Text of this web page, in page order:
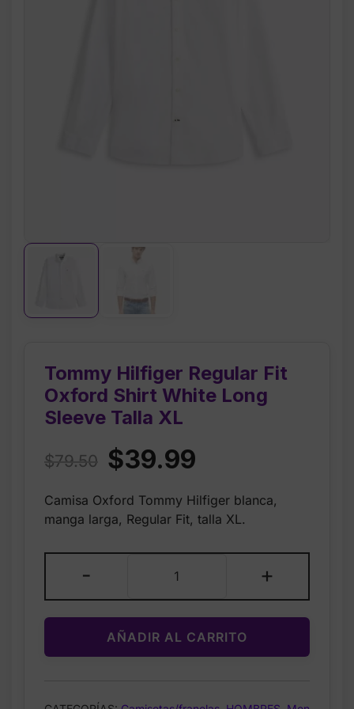
Tommy Hilfiger Regular Fit
Oxford Shirt White Long
Sleeve Talla XL
$79.50 Original
was:
$39.99
is:
Camisa Oxford Tommy Hilfiger blanca,
manga larga, Regular Fit, talla XL.
-
Hilfiger
Regular
Fit
Oxford
Shirt
+
AÑADIR AL CARRITO